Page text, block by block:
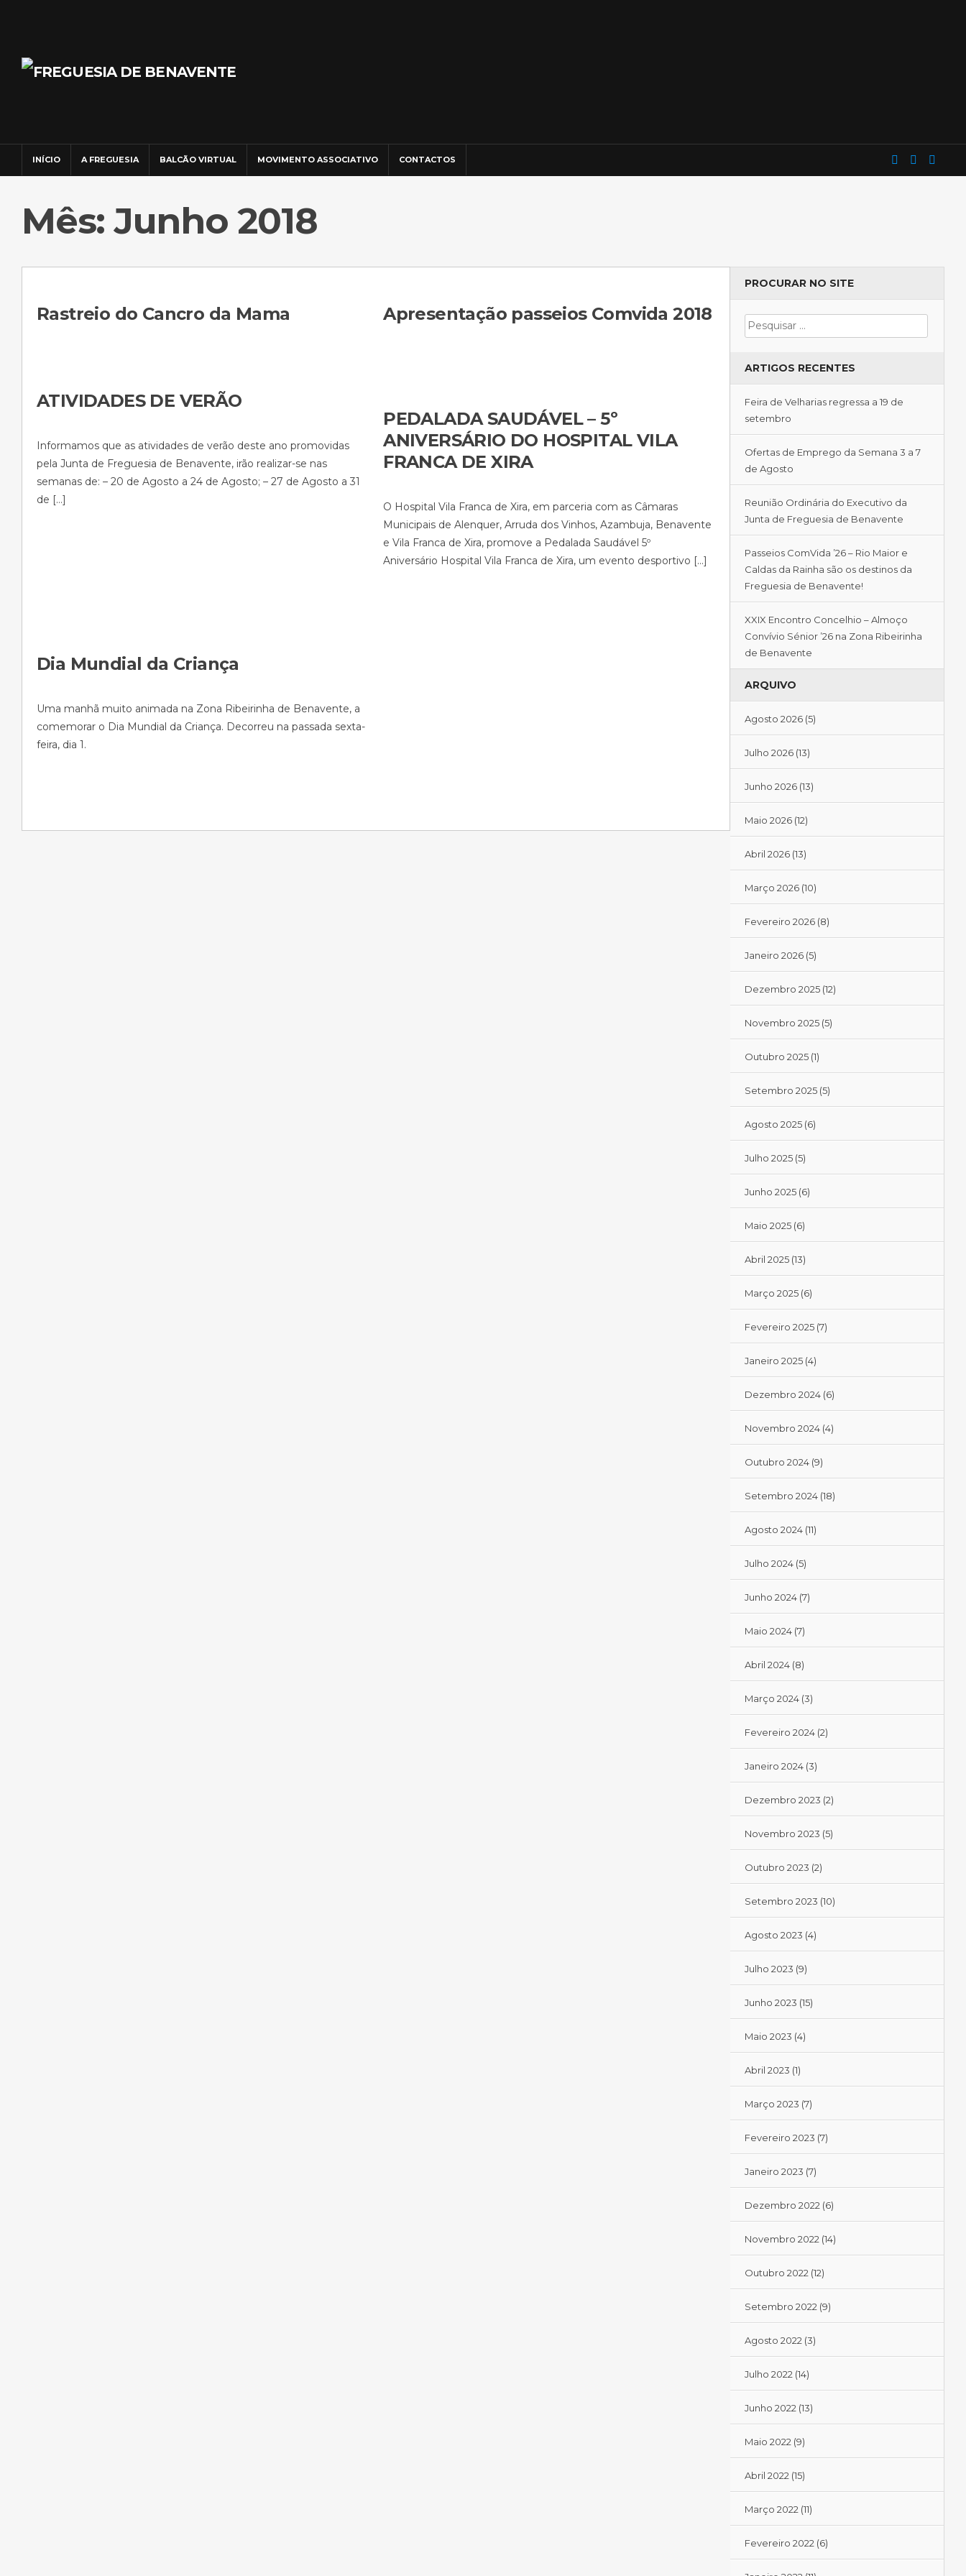
INÍCIO A FREGUESIA BALCÃO VIRTUAL MOVIMENTO ASSOCIATIVO CONTACTOS
Mês: Junho 2018
Rastreio do Cancro da Mama Apresentação passeios Comvida 2018
ATIVIDADES DE VERÃO
Informamos que as atividades de verão deste ano promovidas
pela Junta de Freguesia de Benavente, irão realizar-se nas
semanas de: – 20 de Agosto a 24 de Agosto; – 27 de Agosto a 31
de […]
PEDALADA SAUDÁVEL – 5º
ANIVERSÁRIO DO HOSPITAL VILA
FRANCA DE XIRA
O Hospital Vila Franca de Xira, em parceria com as Câmaras
Municipais de Alenquer, Arruda dos Vinhos, Azambuja, Benavente
e Vila Franca de Xira, promove a Pedalada Saudável 5º
Aniversário Hospital Vila Franca de Xira, um evento desportivo […]
Dia Mundial da Criança
Uma manhã muito animada na Zona Ribeirinha de Benavente, a
comemorar o Dia Mundial da Criança. Decorreu na passada sexta-
feira, dia 1.
PROCURAR NO SITE
ARTIGOS RECENTES
Feira de Velharias regressa a 19 de
setembro
Ofertas de Emprego da Semana 3 a 7
de Agosto
Reunião Ordinária do Executivo da
Junta de Freguesia de Benavente
Passeios ComVida ’26 – Rio Maior e
Caldas da Rainha são os destinos da
Freguesia de Benavente!
XXIX Encontro Concelhio – Almoço
Convívio Sénior ’26 na Zona Ribeirinha
de Benavente
ARQUIVO
Agosto 2026(5)
Julho 2026(13)
Junho 2026(13)
Maio 2026(12)
Abril 2026(13)
Março 2026(10)
Fevereiro 2026(8)
Janeiro 2026(5)
Dezembro 2025(12)
Novembro 2025(5)
Outubro 2025(1)
Setembro 2025(5)
Agosto 2025(6)
Julho 2025(5)
Junho 2025(6)
Maio 2025(6)
Abril 2025(13)
Março 2025(6)
Fevereiro 2025(7)
Janeiro 2025(4)
Dezembro 2024(6)
Novembro 2024(4)
Outubro 2024(9)
Setembro 2024(18)
Agosto 2024(11)
Julho 2024(5)
Junho 2024(7)
Maio 2024(7)
Abril 2024(8)
Março 2024(3)
Fevereiro 2024(2)
Janeiro 2024(3)
Dezembro 2023 (2)
Novembro 2023 (5)
Outubro 2023 (2)
Setembro 2023 (10)
Agosto 2023 (4)
Julho 2023 (9)
Junho 2023 (15)
Maio 2023 (4)
Abril 2023 (1)
Março 2023 (7)
Fevereiro 2023 (7)
Janeiro 2023 (7)
Dezembro 2022 (6)
Novembro 2022 (14)
Outubro 2022 (12)
Setembro 2022 (9)
Agosto 2022 (3)
Julho 2022 (14)
Junho 2022 (13)
Maio 2022 (9)
Abril 2022 (15)
Março 2022 (11)
Fevereiro 2022 (6)